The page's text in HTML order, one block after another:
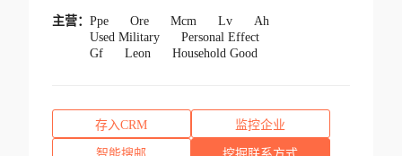
主营： Ppe Ore Mcm Lv
Ah
Used Military
Personal Effect
Gf
Leon Household Good
存入CRM 监控企业